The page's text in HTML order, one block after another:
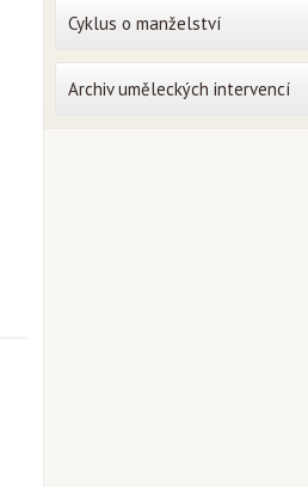
Cyklus o manželství
Archiv uměleckých intervencí